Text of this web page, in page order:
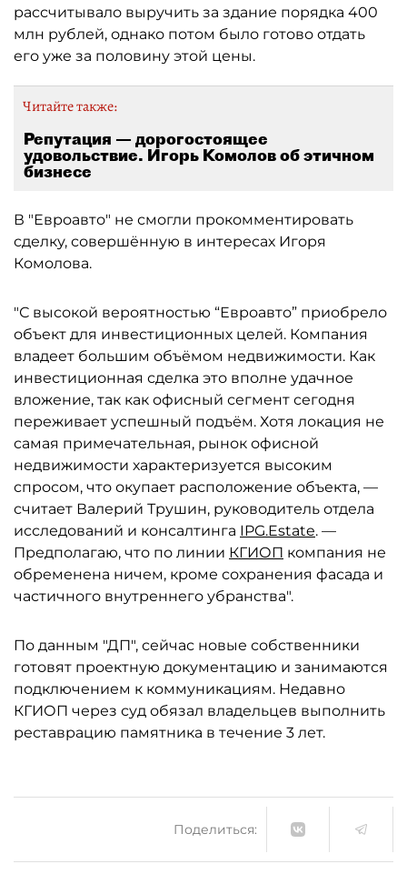
рассчитывало выручить за здание порядка 400
млн рублей, однако потом было готово отдать
его уже за половину этой цены.
Читайте также:
Репутация — дорогостоящее
удовольствие. Игорь Комолов об этичном
бизнесе
В "Евроавто" не смогли прокомментировать
сделку, совершённую в интересах Игоря
Комолова.
"С высокой вероятностью “Евроавто” приобрело
объект для инвестиционных целей. Компания
владеет большим объёмом недвижимости. Как
инвестиционная сделка это вполне удачное
вложение, так как офисный сегмент сегодня
переживает успешный подъём. Хотя локация не
самая примечательная, рынок офисной
недвижимости характеризуется высоким
спросом, что окупает расположение объекта, —
считает Валерий Трушин, руководитель отдела
исследований и консалтинга IPG.Estate. —
Предполагаю, что по линии КГИОП компания не
обременена ничем, кроме сохранения фасада и
частичного внутреннего убранства".
По данным "ДП", сейчас новые собственники
готовят проектную документацию и занимаются
подключением к коммуникациям. Недавно
КГИОП через суд обязал владельцев выполнить
реставрацию памятника в течение 3 лет.
Поделиться: